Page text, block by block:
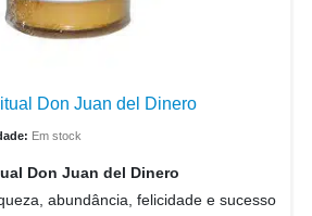
Don Juan del Dinero
Em stock
Don Juan del Dinero
abundância, felicidade e sucesso